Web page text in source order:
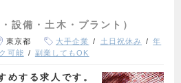
設備・土木・プラント）
東京都 大手企業 土日祝休み
年
可能 副業してもOK
めする求人です。